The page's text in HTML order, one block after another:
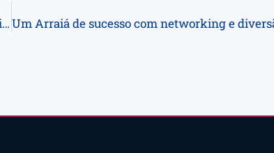
Dia dos Namorados Prol Office | Celebrando o amor e o cuidado com você